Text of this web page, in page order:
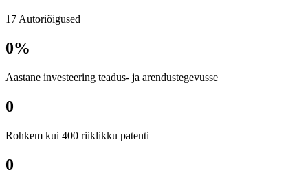
17 Autoriõigused
0%
Aastane investeering teadus- ja arendustegevusse
0
Rohkem kui 400 riiklikku patenti
0